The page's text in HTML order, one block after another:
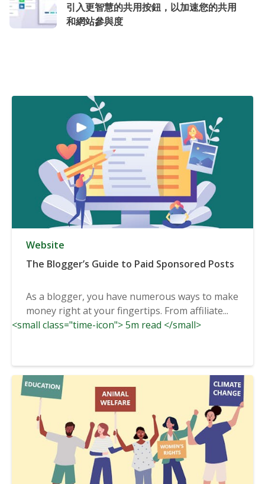
引入更智慧的共用按鈕，以加速您的共用
和網站參與度
Website
The Blogger’s Guide to Paid Sponsored Posts
As a blogger, you have numerous ways to make
money right at your fingertips. From affiliate...
<small class="time-icon"> 5m read </small>